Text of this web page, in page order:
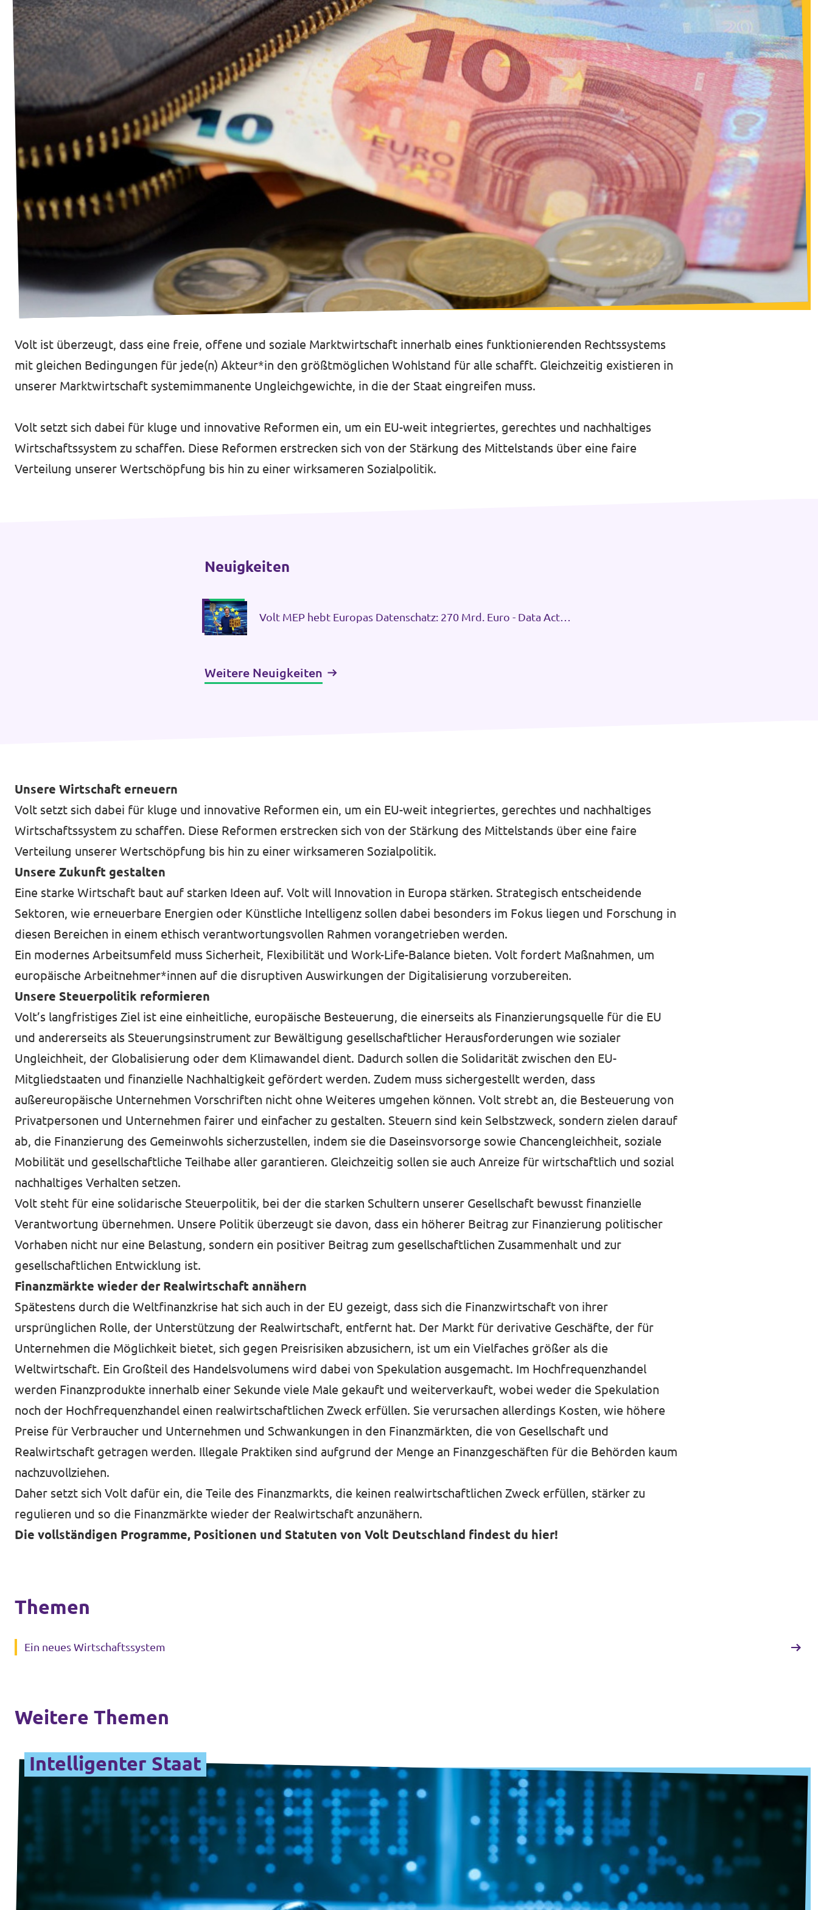
Unsere Events
Deine Spende für Volt!
Mache bei uns mit!
Pressemitteilungen
Hochspannung - powered by Volt - Podcast
Leichte Sprache
Jobs bei Volt
Mache mit!
Datenschutz
Impressum
Volt ist überzeugt, dass eine freie, offene und soziale Marktwirtschaft innerhalb eines funktionierenden Rechtssystems
mit gleichen Bedingungen für jede(n) Akteur*in den größtmöglichen Wohlstand für alle schafft. Gleichzeitig existieren in
unserer Marktwirtschaft systemimmanente Ungleichgewichte, in die der Staat eingreifen muss.
Volt setzt sich dabei für kluge und innovative Reformen ein, um ein EU-weit integriertes, gerechtes und nachhaltiges
Wirtschaftssystem zu schaffen. Diese Reformen erstrecken sich von der Stärkung des Mittelstands über eine faire
Verteilung unserer Wertschöpfung bis hin zu einer wirksameren Sozialpolitik.
Unsere Wirtschaft erneuern
Volt setzt sich dabei für kluge und innovative Reformen ein, um ein EU-weit integriertes, gerechtes und nachhaltiges
Wirtschaftssystem zu schaffen. Diese Reformen erstrecken sich von der Stärkung des Mittelstands über eine faire
Verteilung unserer Wertschöpfung bis hin zu einer wirksameren Sozialpolitik.
Unsere Zukunft gestalten
Eine starke Wirtschaft baut auf starken Ideen auf. Volt will Innovation in Europa stärken. Strategisch entscheidende
Sektoren, wie erneuerbare Energien oder Künstliche Intelligenz sollen dabei besonders im Fokus liegen und Forschung in
diesen Bereichen in einem ethisch verantwortungsvollen Rahmen vorangetrieben werden.
Ein modernes Arbeitsumfeld muss Sicherheit, Flexibilität und Work-Life-Balance bieten. Volt fordert Maßnahmen, um
europäische Arbeitnehmer*innen auf die disruptiven Auswirkungen der Digitalisierung vorzubereiten.
Unsere Steuerpolitik reformieren
Volt’s langfristiges Ziel ist eine einheitliche, europäische Besteuerung, die einerseits als Finanzierungsquelle für die EU
und andererseits als Steuerungsinstrument zur Bewältigung gesellschaftlicher Herausforderungen wie sozialer
Ungleichheit, der Globalisierung oder dem Klimawandel dient. Dadurch sollen die Solidarität zwischen den EU-
Mitgliedstaaten und finanzielle Nachhaltigkeit gefördert werden. Zudem muss sichergestellt werden, dass
außereuropäische Unternehmen Vorschriften nicht ohne Weiteres umgehen können. Volt strebt an, die Besteuerung von
Privatpersonen und Unternehmen fairer und einfacher zu gestalten. Steuern sind kein Selbstzweck, sondern zielen darauf
ab, die Finanzierung des Gemeinwohls sicherzustellen, indem sie die Daseinsvorsorge sowie Chancengleichheit, soziale
Mobilität und gesellschaftliche Teilhabe aller garantieren. Gleichzeitig sollen sie auch Anreize für wirtschaftlich und sozial
nachhaltiges Verhalten setzen.
Volt steht für eine solidarische Steuerpolitik, bei der die starken Schultern unserer Gesellschaft bewusst finanzielle
Verantwortung übernehmen. Unsere Politik überzeugt sie davon, dass ein höherer Beitrag zur Finanzierung politischer
Vorhaben nicht nur eine Belastung, sondern ein positiver Beitrag zum gesellschaftlichen Zusammenhalt und zur
gesellschaftlichen Entwicklung ist.
Finanzmärkte wieder der Realwirtschaft annähern
Spätestens durch die Weltfinanzkrise hat sich auch in der EU gezeigt, dass sich die Finanzwirtschaft von ihrer
ursprünglichen Rolle, der Unterstützung der Realwirtschaft, entfernt hat. Der Markt für derivative Geschäfte, der für
Unternehmen die Möglichkeit bietet, sich gegen Preisrisiken abzusichern, ist um ein Vielfaches größer als die
Weltwirtschaft. Ein Großteil des Handelsvolumens wird dabei von Spekulation ausgemacht. Im Hochfrequenzhandel
werden Finanzprodukte innerhalb einer Sekunde viele Male gekauft und weiterverkauft, wobei weder die Spekulation
noch der Hochfrequenzhandel einen realwirtschaftlichen Zweck erfüllen. Sie verursachen allerdings Kosten, wie höhere
Preise für Verbraucher und Unternehmen und Schwankungen in den Finanzmärkten, die von Gesellschaft und
Realwirtschaft getragen werden. Illegale Praktiken sind aufgrund der Menge an Finanzgeschäften für die Behörden kaum
nachzuvollziehen.
Daher setzt sich Volt dafür ein, die Teile des Finanzmarkts, die keinen realwirtschaftlichen Zweck erfüllen, stärker zu
regulieren und so die Finanzmärkte wieder der Realwirtschaft anzunähern.
Die vollständigen Programme, Positionen und Statuten von Volt Deutschland findest du hier!
Neuigkeiten
Volt MEP hebt Europas Datenschatz: 270 Mrd. Euro - Data Act
Weitere Neuigkeiten
Themen
Ein neues Wirtschaftssystem
Weitere Themen
Intelligenter Staat